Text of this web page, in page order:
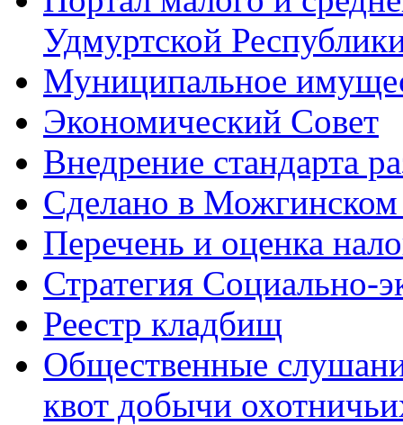
Удмуртской
Муниципальное
Экономический Совет
Внедрение стандарта
Сделано в Можгинском
Перечень и оценка
Стратегия Социально-
Реестр кладбищ
Общественные
квот добычи